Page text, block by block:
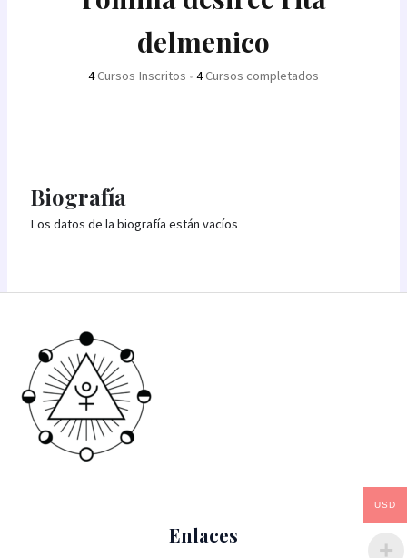
delmenico
4Cursos Inscritos • 4Cursos completados
Biografía
Los datos de la biografía están vacíos
Enlaces
USD